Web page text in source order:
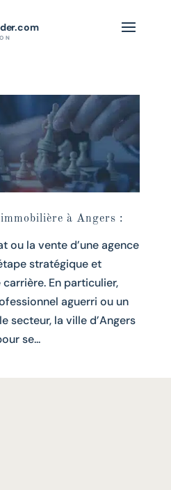
à Angers :
ou la vente d’une agence
stratégique et
En particulier,
aguerri ou un
secteur, la ville d’Angers
se...